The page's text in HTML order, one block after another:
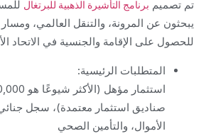
تم تصميم برنامج التأشيرة الذهبية للبرتغال
يبحثون عن المرونة، والتنقل العالمي،
للحصول على الإقامة والجنسية في الاتحاد
المتطلبات الرئيسية:
صناديق استثمار معتمدة)، سجل
الأموال، والتأمين الصحي